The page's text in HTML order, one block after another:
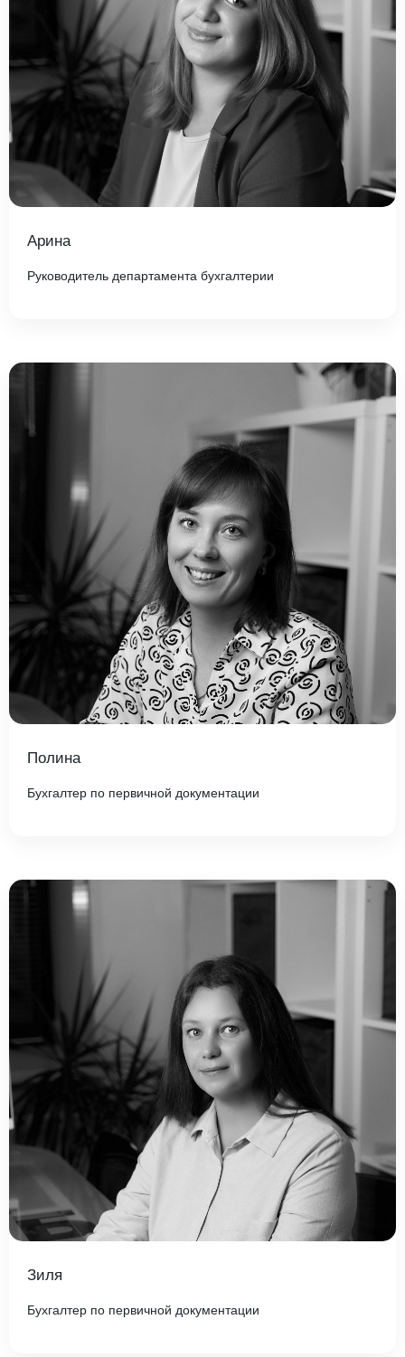
Арина
Руководитель департамента бухгалтерии
Полина
Бухгалтер по первичной документации
Зиля
Бухгалтер по первичной документации